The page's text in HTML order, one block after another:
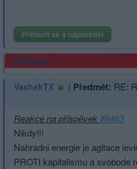
Přihlásit se a odpovědět
Reklama
VashekTX | Předmět: RE:
Reakce na příspěvek#8463
Nikdy!!!
Nahradni energie je agitace
PROTI kapitalismu a svobode